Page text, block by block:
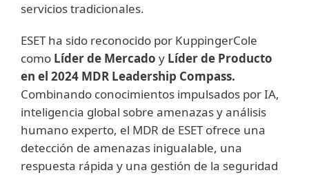
servicios tradicionales.
ESET ha sido reconocido por KuppingerCole
como Líder de Mercado y Líder de Producto
en el 2024 MDR Leadership Compass.
Combinando conocimientos impulsados por IA,
inteligencia global sobre amenazas y análisis
humano experto, el MDR de ESET ofrece una
detección de amenazas inigualable, una
respuesta rápida y una gestión de la seguridad